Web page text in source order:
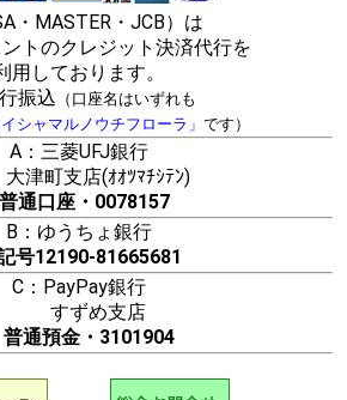
・MASTER・JCB）は
ントのクレジット決済代行を
用しております。
振込 （口座名はいずれも
シャマルノウチフローラ」 です）
A：三菱UFJ銀行
町支店(ｵｵﾂﾏﾁｼﾃﾝ)
普通口座・0078157
B：ゆうちょ銀行
号12190-81665681
C：PayPay銀行
すずめ支店
通預金・3101904